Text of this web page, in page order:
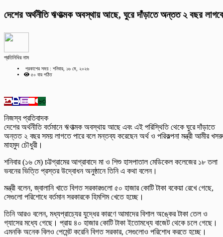
দেশের অর্থনীতি ঋণাত্মক অবস্থায় আছে, ঘুরে দাঁড়াতে অন্তত ২ বছর লাগবে
প্রতিনিধির নাম
প্রকাশের সময় : শনিবার, ১৬ মে, ২০২৬
৫০ বার পঠিত
৬৩
নিজস্ব প্রতিবাদক
দেশের অর্থনীতি বর্তমানে ঋণাত্মক অবস্থায় আছে এবং এই পরিস্থিতি থেকে ঘুরে দাঁড়াতে
অন্তত ২ বছর সময় লাগতে পারে বলে মন্তব্য করেছেন অর্থ ও পরিকল্পনা মন্ত্রী আমীর খসরু
মাহমুদ চৌধুরী।
শনিবার (১৬ মে) চট্টগ্রামের আগ্রাবাদে মা ও শিশু হাসপাতাল মেডিকেল কলেজের ১৮ তলা
ভবনের ভিত্তি প্রস্তর উদ্বোধন অনুষ্ঠানে তিনি এ কথা বলেন।
মন্ত্রী বলেন, জ্বালানি খাতে বিগত সরকারগুলো ৫০ হাজার কোটি টাকা বকেয়া রেখে গেছে,
সেগুলো পরিশোধে বর্তমান সরকারকে হিমশিম খেতে হচ্ছে।
তিনি আরও বলেন, মধ্যপ্রাচ্যের যুদ্ধের কারণে আমাদের বিশাল অঙ্কের টাকা তেল ও
গ্যাসের মধ্যে গেছে। প্রায় ৪০ হাজার কোটি টাকা ইতোমধ্যে বাজেট থেকে চলে গেছে।
এমনকি অনেক বিলও পেমেন্ট করেনি বিগত সরকার, সেগুলোও পরিশোধ করতে হচ্ছে।